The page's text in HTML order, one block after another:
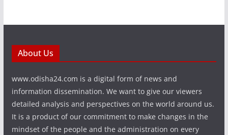
About Us
www.odisha24.com is a digital form of news and
information dissemination. We want to give our viewers
detailed analysis and perspectives on the world around us.
It is a product of our commitment to make changes in the
mindset of the people and the administration on every